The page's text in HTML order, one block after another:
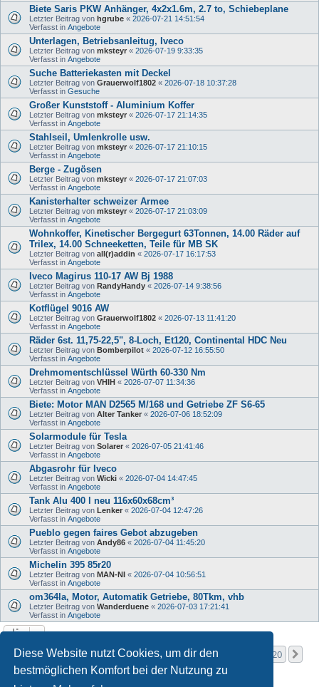
Diese Website nutzt Cookies, um dir den
bestmöglichen Komfort bei der Nutzung zu
Biete Saris PKW Anhänger, 4x2x1.6m, 2.7 to, Schiebeplane
Letzter Beitrag von hgrube « 2026-07-21 14:51:54
Verfasst in Angebote
Unterlagen, Betriebsanleitug, Iveco
Letzter Beitrag von mksteyr « 2026-07-19 9:33:35
Verfasst in Angebote
Suche Batteriekasten mit Deckel
Letzter Beitrag von Grauerwolf1802 « 2026-07-18 10:37:28
Verfasst in Gesuche
Großer Kunststoff - Aluminium Koffer
Letzter Beitrag von mksteyr « 2026-07-17 21:14:35
Verfasst in Angebote
Stahlseil, Umlenkrolle usw.
Letzter Beitrag von mksteyr « 2026-07-17 21:10:15
Verfasst in Angebote
Berge - Zugösen
Letzter Beitrag von mksteyr « 2026-07-17 21:07:03
Verfasst in Angebote
Kanisterhalter schweizer Armee
Letzter Beitrag von mksteyr « 2026-07-17 21:03:09
Verfasst in Angebote
Wohnkoffer, Kinetischer Bergegurt 63Tonnen, 14.00 Räder auf
Trilex, 14.00 Schneeketten, Teile für MB SK
Letzter Beitrag von all(r)addin « 2026-07-17 16:17:53
Verfasst in Angebote
Iveco Magirus 110-17 AW Bj 1988
Letzter Beitrag von RandyHandy « 2026-07-14 9:38:56
Verfasst in Angebote
Kotflügel 9016 AW
Letzter Beitrag von Grauerwolf1802 « 2026-07-13 11:41:20
Verfasst in Angebote
Räder 6st. 11,75-22,5", 8-Loch, Et120, Continental HDC Neu
Letzter Beitrag von Bomberpilot « 2026-07-12 16:55:50
Verfasst in Angebote
Drehmomentschlüssel Würth 60-330 Nm
Letzter Beitrag von VHIH « 2026-07-07 11:34:36
Verfasst in Angebote
Biete: Motor MAN D2565 M/168 und Getriebe ZF S6-65
Letzter Beitrag von Alter Tanker « 2026-07-06 18:52:09
Verfasst in Angebote
Solarmodule für Tesla
Letzter Beitrag von Solarer « 2026-07-05 21:41:46
Verfasst in Angebote
Abgasrohr für Iveco
Letzter Beitrag von Wicki « 2026-07-04 14:47:45
Verfasst in Angebote
Tank Alu 400 l neu 116x60x68cm³
Letzter Beitrag von Lenker « 2026-07-04 12:47:26
Verfasst in Angebote
Pueblo gegen faires Gebot abzugeben
Letzter Beitrag von Andy86 « 2026-07-04 11:45:20
Verfasst in Angebote
Michelin 395 85r20
Letzter Beitrag von MAN-NI « 2026-07-04 10:56:51
Verfasst in Angebote
om364la, Motor, Automatik Getriebe, 80Tkm, vhb
Letzter Beitrag von Wanderduene « 2026-07-03 17:21:41
Verfasst in Angebote
Die Suche ergab mehr als 1000 Treffer Seite1von
1 2 3 20